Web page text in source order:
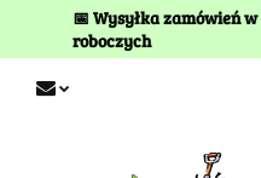
📅 Wysyłka zamówień
roboczych